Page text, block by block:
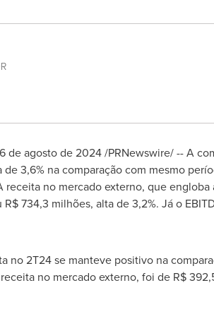
6 de agosto de 2024/PRNewswire/ -- A
3,6% na comparação com mesmo
no mercado externo, que engloba
R$ 734,3 milhões, alta de 3,2%. Já o
no 2T24 se manteve positivo na
no mercado externo, foi de R$